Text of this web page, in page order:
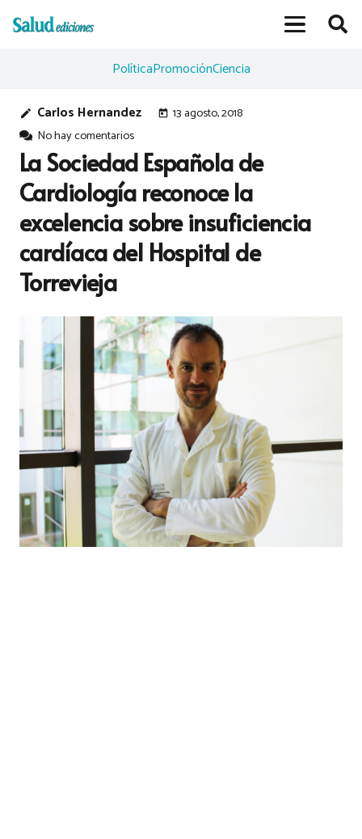
PolíticaPromociónCiencia
edit Carlos Hernandez today 13 agosto, 2018
No hay comentarios
La Sociedad Española de
Cardiología reconoce la
excelencia sobre insuficiencia
cardíaca del Hospital de
Torrevieja